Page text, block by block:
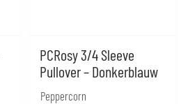
PCRosy 3/4 Sleeve
Pullover – Donkerblauw
Peppercorn